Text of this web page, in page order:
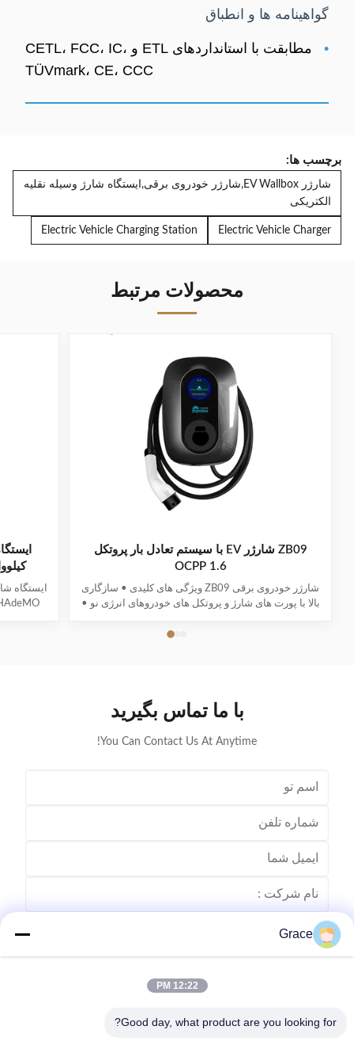
گواهینامه ها و انطباق
•
مطابقت با استانداردهای ETL و CETL، FCC، IC،
TÜVmark، CE، CCC
برچسب ها:
شارژر EV Wallbox,شارژر خودروی برقی,ایستگاه شارژ وسیله نقلیه
الکتریکی
Electric Vehicle Charger
Electric Vehicle Charging Station
محصولات مرتبط
ZB09 شارژر EV با سیستم تعادل بار پروتکل
OCPP 1.6
شارژر خودروی برقی ZB09 ویژگی های کلیدی • سازگاری
بالا با پورت های شارژ و پروتکل های خودروهای انرژی نو •
واقعی و محاسبه دقیق باتری با حفاظت کامل ایمنی •
کیلووات 32 آمپر با
با ما تماس بگیرید
You Can Contact Us At Anytime!
بفرست
Grace
12:22 PM
Good day, what product are you looking for?